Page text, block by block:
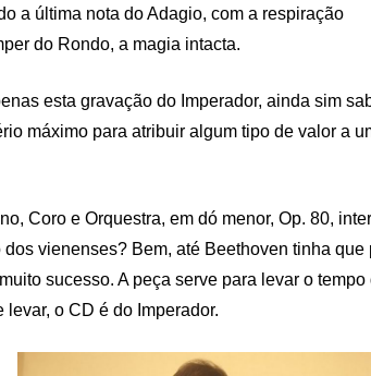
a última nota do Adagio, com a respiração
do Rondo, a magia intacta.
esta gravação do Imperador, ainda sim
máximo para atribuir algum tipo de valor a
Coro e Orquestra, em dó menor, Op. 80,
vienenses? Bem, até Beethoven tinha que
sucesso. A peça serve para levar o
o CD é do Imperador.